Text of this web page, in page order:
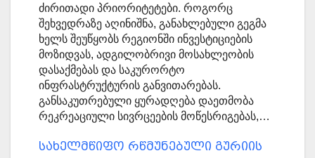
ძირითადი პრიორიტეტები. როგორც
შეხვედრაზე აღინიშნა, განახლებული გეგმა
ხელს შეუწყობს რეგიონში ინვესტიციების
მოზიდვას, ადგილობრივი მოსახლეობის
დასაქმებას და საკურორტო
ინფრასტრუქტურის განვითარებას.
განსაკუთრებული ყურადღება დაეთმობა
რეკრეაციული სივრცეების მოწესრიგებას,…
სახელმწიფო რწმუნებული გურიის